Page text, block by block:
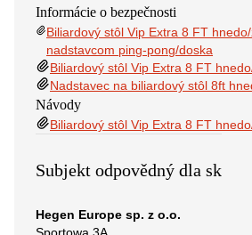
Informácie o bezpečnosti
Biliardový stôl Vip Extra 8 FT
nadstavcom ping-pong/doska
Biliardový stôl Vip Extra 8 FT
Nadstavec na biliardový stôl 8ft
Návody
Biliardový stôl Vip Extra 8 FT
Subjekt odpovědný dla sk
Hegen Europe sp. z o.o.
Sportowa 3A